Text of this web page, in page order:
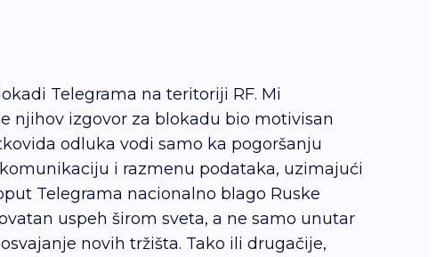
Telegrama na teritoriji RF. Mi
njihov izgovor za blokadu bio motivisan
odluka vodi samo ka pogoršanju
i razmenu podataka, uzimajući
Telegrama nacionalno blago Ruske
uspeh širom sveta, a ne samo unutar
novih tržišta. Tako ili drugačije,